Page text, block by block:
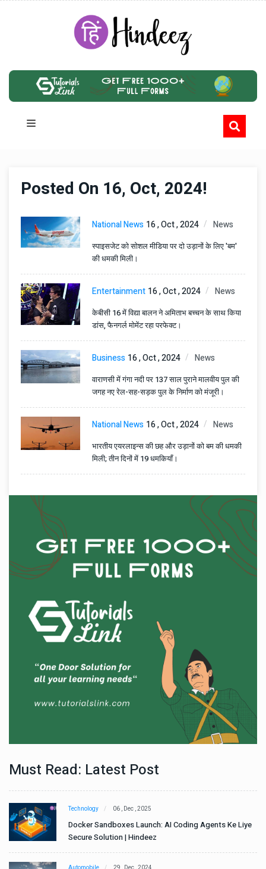
Posted On 16, Oct, 2024!
National News 16 , Oct , 2024 News
स्पाइसजेट को सोशल मीडिया पर दो उड़ानों के लिए 'बम'
की धमकी मिली।
Entertainment 16 , Oct , 2024 News
केबीसी 16 में विद्या बालन ने अमिताभ बच्चन के साथ किया
डांस, फैनगर्ल मोमेंट रहा परफेक्ट।
Business 16 , Oct , 2024 News
वाराणसी में गंगा नदी पर 137 साल पुराने मालवीय पुल की
जगह नए रेल-सह-सड़क पुल के निर्माण को मंजूरी।
National News 16 , Oct , 2024 News
भारतीय एयरलाइन्स की छह और उड़ानों को बम की धमकी
मिली; तीन दिनों में 19 धमकियाँ।
Must Read: Latest Post
Technology 06 , Dec , 2025
Docker Sandboxes Launch: AI Coding Agents Ke Liye
Secure Solution | Hindeez